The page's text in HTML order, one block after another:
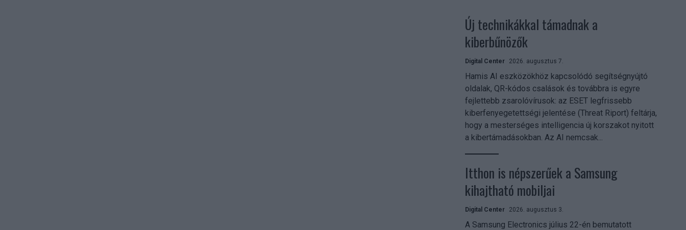
Új technikákkal támadnak a
kiberbűnözők
Digital Center 2026. augusztus 7.
Hamis AI eszközökhöz kapcsolódó segítségnyújtó
oldalak, QR-kódos csalások és továbbra is egyre
fejlettebb zsarolóvírusok: az ESET legfrissebb
kiberfenyegetettségi jelentése (Threat Riport) feltárja,
hogy a mesterséges intelligencia új korszakot nyitott
a kibertámadásokban. Az AI nemcsak...
Itthon is népszerűek a Samsung
kihajtható mobiljai
Digital Center 2026. augusztus 3.
A Samsung Electronics július 22-én bemutatott